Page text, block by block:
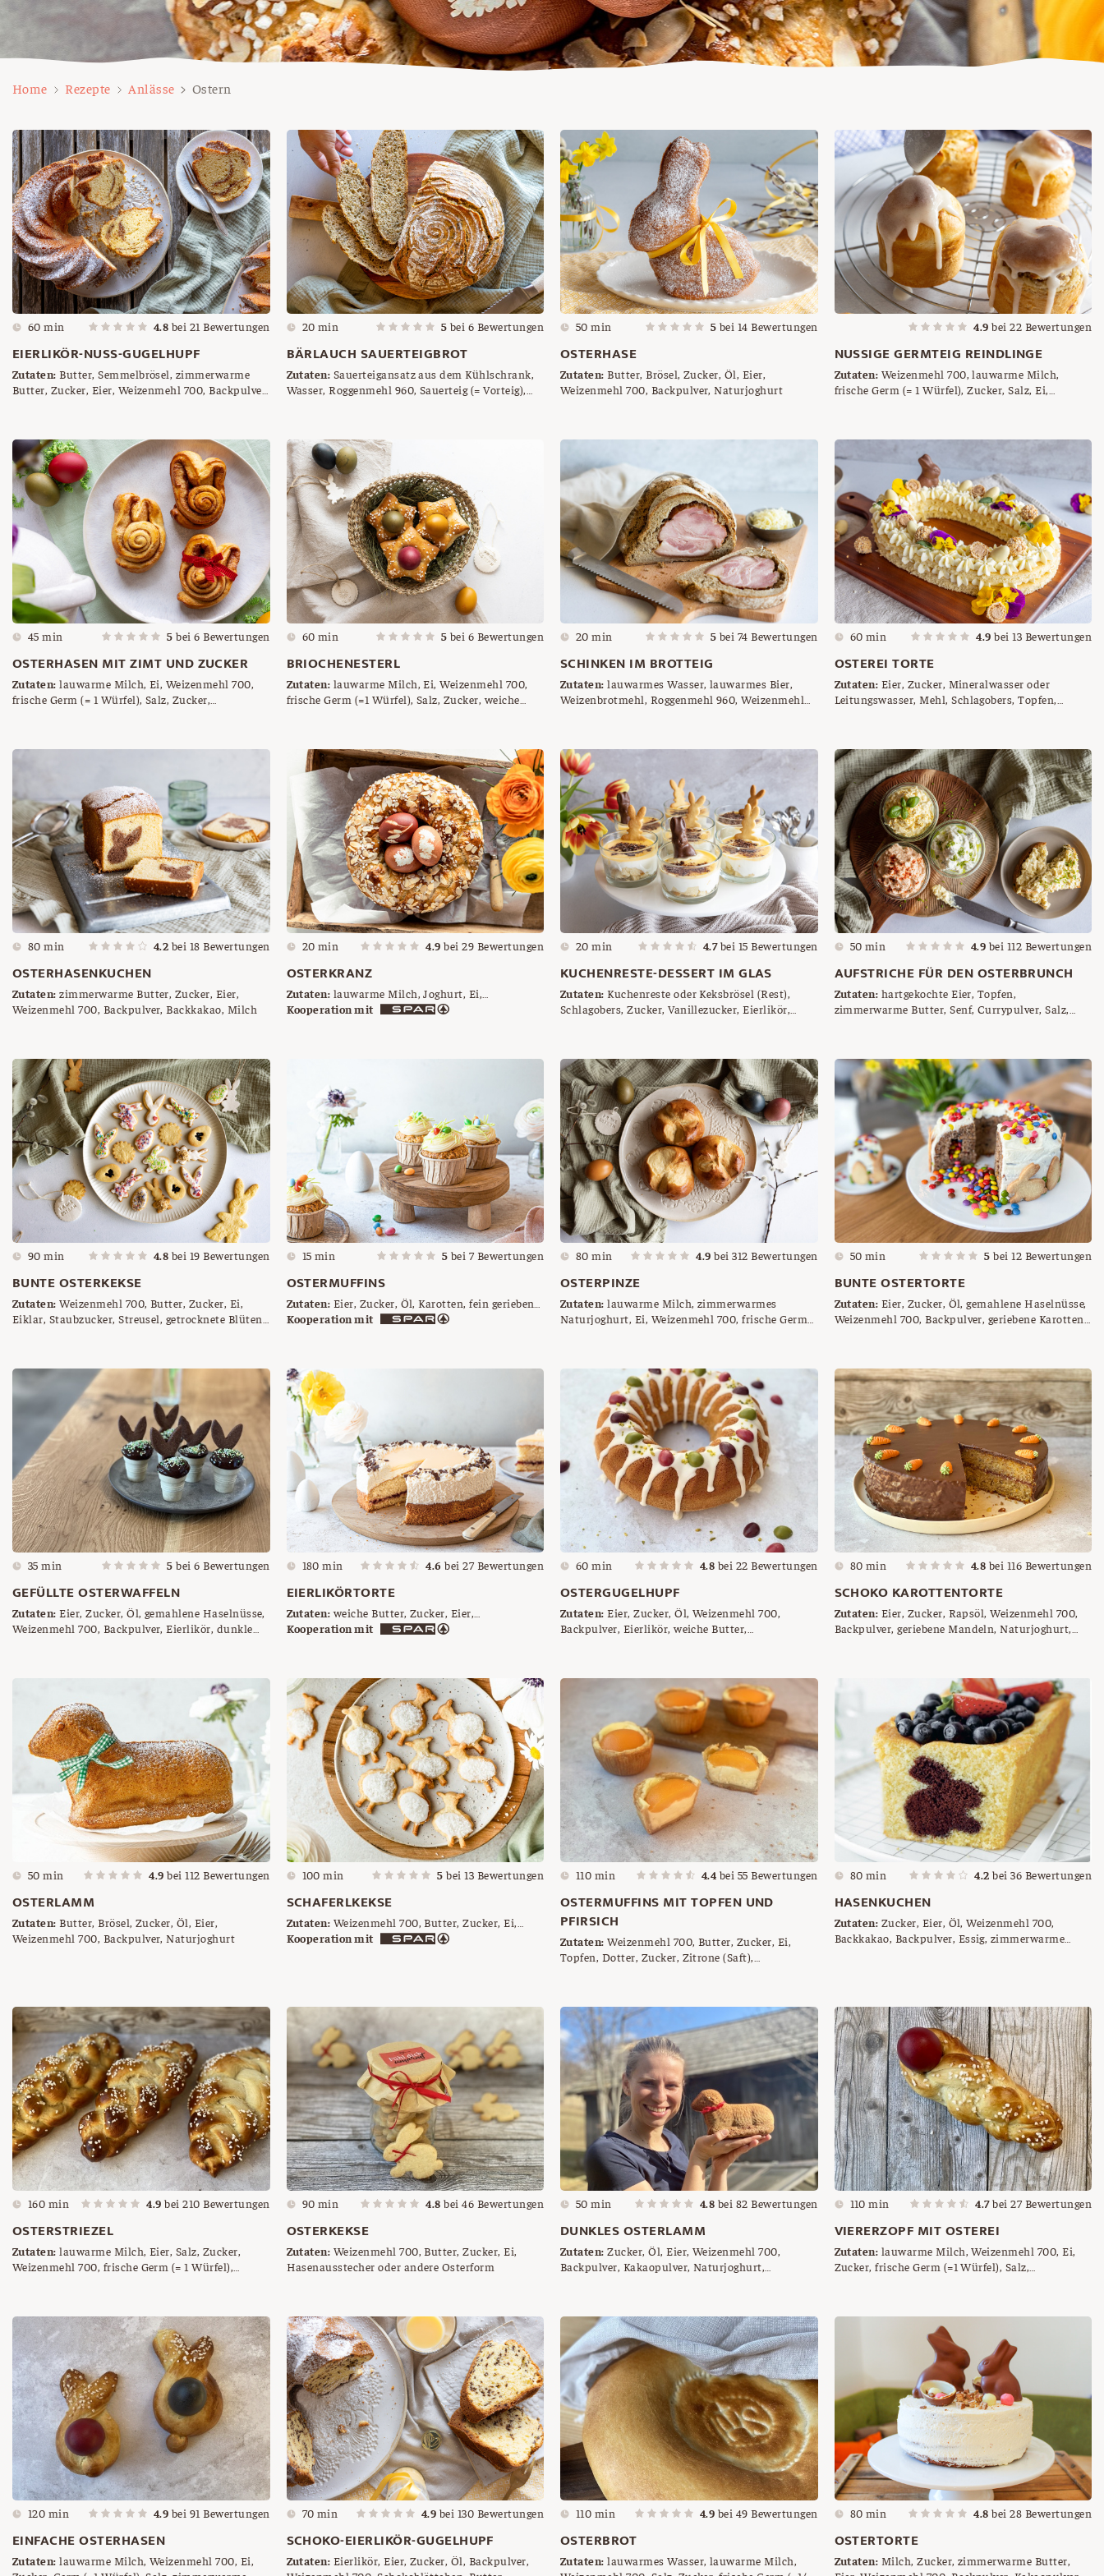
Home Rezepte Anlässe Ostern
60 min 4.8 bei 21 Bewertungen
EIERLIKÖR-NUSS-GUGELHUPF
Zutaten: Butter, Semmelbrösel, zimmerwarme
Butter, Zucker, Eier, Weizenmehl 700, Backpulver,
20 min 5 bei 6 Bewertungen
BÄRLAUCH SAUERTEIGBROT
Zutaten: Sauerteigansatz aus dem Kühlschrank,
Wasser, Roggenmehl 960, Sauerteig (= Vorteig),
50 min 5 bei 14 Bewertungen
OSTERHASE
Zutaten: Butter, Brösel, Zucker, Öl, Eier,
Weizenmehl 700, Backpulver, Naturjoghurt
4.9 bei22 Bewertungen
NUSSIGE GERMTEIG REINDLINGE
Zutaten: Weizenmehl 700, lauwarme Milch,
frische Germ (= 1 Würfel), Zucker, Salz, Ei,
45 min 5 bei6 Bewertungen
OSTERHASEN MIT ZIMT UND ZUCKER
Zutaten: lauwarme Milch, Ei, Weizenmehl 700,
frische Germ (= 1 Würfel), Salz, Zucker,
60 min 5 bei 6 Bewertungen
BRIOCHENESTERL
Zutaten: lauwarme Milch, Ei, Weizenmehl 700,
frische Germ (=1 Würfel), Salz, Zucker, weiche
20 min 5 bei 74 Bewertungen
SCHINKEN IM BROTTEIG
Zutaten: lauwarmes Wasser, lauwarmes Bier,
Weizenbrotmehl, Roggenmehl 960, Weizenmehl
60 min 4.9 bei13 Bewertungen
OSTEREI TORTE
Zutaten: Eier, Zucker, Mineralwasser oder
Leitungswasser, Mehl, Schlagobers, Topfen,
80 min 4.2 bei 18 Bewertungen
OSTERHASENKUCHEN
Zutaten: zimmerwarme Butter, Zucker, Eier,
Weizenmehl 700, Backpulver, Backkakao, Milch
20 min 4.9 bei29 Bewertungen
OSTERKRANZ
Zutaten: lauwarme Milch, Joghurt, Ei,
Dinkelmehl 700, Germ, Salz, Zucker,
Kooperation mit
20 min 4.7 bei 15 Bewertungen
KUCHENRESTE-DESSERT IM GLAS
Zutaten: Kuchenreste oder Keksbrösel (Rest),
Schlagobers, Zucker, Vanillezucker, Eierlikör,
50 min 4.9 bei 112 Bewertungen
AUFSTRICHE FÜR DEN OSTERBRUNCH
Zutaten: hartgekochte Eier, Topfen,
zimmerwarme Butter, Senf, Currypulver, Salz,
Petersilie, Basilikum), Salz, Pfeffer, Paprika rot,
Essiggurkerl, Paprikapulver
90 min 4.8 bei 19 Bewertungen
BUNTE OSTERKEKSE
Zutaten: Weizenmehl 700, Butter, Zucker, Ei,
Eiklar, Staubzucker, Streusel, getrocknete Blüten,
15 min 5 bei 7Bewertungen
OSTERMUFFINS
Zutaten: Eier, Zucker, Öl, Karotten, fein gerieben,
Mehl, Mandeln, Backpulver, Zimt, Staubzucker,
Kooperation mit
80 min 4.9 bei312 Bewertungen
OSTERPINZE
Zutaten: lauwarme Milch, zimmerwarmes
Naturjoghurt, Ei, Weizenmehl 700, frische Germ
50 min 5 bei12 Bewertungen
BUNTE OSTERTORTE
Zutaten: Eier, Zucker, Öl, gemahlene Haselnüsse,
Weizenmehl 700, Backpulver, geriebene Karotten,
35 min 5 bei6 Bewertungen
GEFÜLLTE OSTERWAFFELN
Zutaten: Eier, Zucker, Öl, gemahlene Haselnüsse,
Weizenmehl 700, Backpulver, Eierlikör, dunkle
180 min 4.6 bei27Bewertungen
EIERLIKÖRTORTE
Zutaten:weiche Butter, Zucker, Eier,
Vanillezucker, abgezogene, gemahlene Mandeln,
Gelatine, geraspelte Schokolade
Kooperation mit
60 min 4.8 bei 22 Bewertungen
OSTERGUGELHUPF
Zutaten: Eier, Zucker, Öl, Weizenmehl 700,
Backpulver, Eierlikör, weiche Butter,
80 min 4.8 bei 116 Bewertungen
SCHOKO KAROTTENTORTE
Zutaten: Eier, Zucker, Rapsöl, Weizenmehl 700,
Backpulver, geriebene Mandeln, Naturjoghurt,
50 min 4.9 bei112 Bewertungen
OSTERLAMM
Zutaten: Butter, Brösel, Zucker, Öl, Eier,
Weizenmehl 700, Backpulver, Naturjoghurt
100 min 5 bei13 Bewertungen
SCHAFERLKEKSE
Zutaten: Weizenmehl 700, Butter, Zucker, Ei,
Naturjoghurt, Staubzucker, Kokosette zum
Kooperation mit
110 min 4.4 bei 55 Bewertungen
OSTERMUFFINS MIT TOPFEN UND
PFIRSICH
Zutaten: Weizenmehl 700, Butter, Zucker, Ei,
Topfen, Dotter, Zucker, Zitrone (Saft),
80 min 4.2 bei36 Bewertungen
HASENKUCHEN
Zutaten: Zucker, Eier, Öl, Weizenmehl 700,
Backkakao, Backpulver, Essig, zimmerwarme
160 min 4.9 bei210 Bewertungen
OSTERSTRIEZEL
Zutaten: lauwarme Milch, Eier, Salz, Zucker,
Weizenmehl 700, frische Germ (= 1 Würfel),
90 min 4.8 bei46 Bewertungen
OSTERKEKSE
Zutaten: Weizenmehl 700, Butter, Zucker, Ei,
Hasenausstecher oder andere Osterform
50 min 4.8 bei 82 Bewertungen
DUNKLES OSTERLAMM
Zutaten: Zucker, Öl, Eier, Weizenmehl 700,
Backpulver, Kakaopulver, Naturjoghurt,
110 min 4.7bei27Bewertungen
VIERERZOPF MIT OSTEREI
Zutaten: lauwarme Milch, Weizenmehl 700, Ei,
Zucker, frische Germ (=1 Würfel), Salz,
120 min 4.9 bei 91 Bewertungen
EINFACHE OSTERHASEN
Zutaten: lauwarme Milch, Weizenmehl 700, Ei,
70 min 4.9 bei 130 Bewertungen
SCHOKO-EIERLIKÖR-GUGELHUPF
Zutaten: Eierlikör, Eier, Zucker, Öl, Backpulver,
110 min 4.9 bei 49 Bewertungen
OSTERBROT
Zutaten: lauwarmes Wasser, lauwarme Milch,
80 min 4.8 bei28 Bewertungen
OSTERTORTE
Zutaten: Milch, Zucker, zimmerwarme Butter,